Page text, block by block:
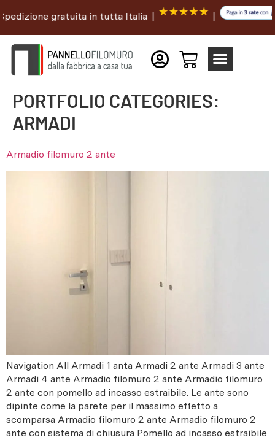
gratuita in tutta Italia | |
PORTFOLIO CATEGORIES:
ARMADI
Armadio filomuro 2 ante
Navigation All Armadi 1 anta Armadi 2 ante Armadi 3 ante
Armadi 4 ante Armadio filomuro 2 ante Armadio filomuro
2 ante con pomello ad incasso estraibile. Le ante sono
dipinte come la parete per il massimo effetto a
scomparsa Armadio filomuro 2 ante Armadio filomuro 2
ante con sistema di chiusura Pomello ad incasso estraibile